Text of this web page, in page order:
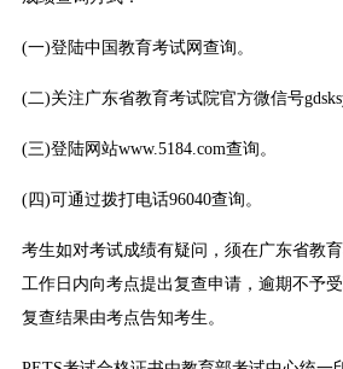
(一)登陆中国教育考试网查询。
(二)关注广东省教育考试院官方微信号
(三)登陆网站www.5184.com查询。
(四)可通过拨打电话96040查询。
考生如对考试成绩有疑问，须在广东省教
工作日内向考点提出复查申请，逾期不予
复查结果由考点告知考生。